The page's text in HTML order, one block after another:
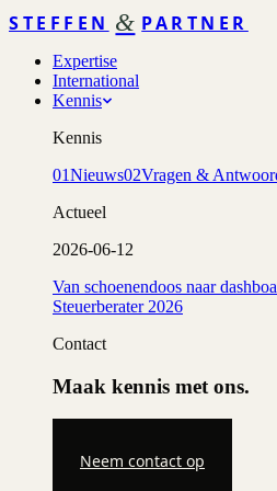
STEFFEN & PARTNER
Expertise
International
Kennis
Kennis
01Nieuws02Vragen &
Actueel
2026-06-12
Van schoenendoos naar
Steuerberater 2026
Contact
Maak kennis met ons.
Neem contact op